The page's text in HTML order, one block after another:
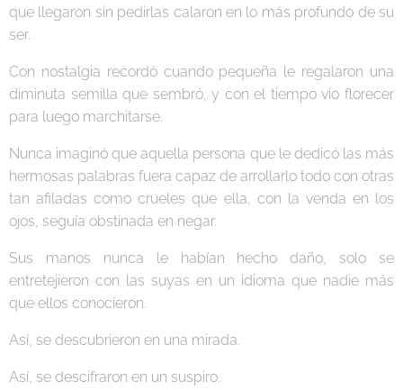
que llegaron sin pedirlas calaron en lo más profundo de su
ser.
Con nostalgia recordó cuando pequeña le regalaron una
diminuta semilla que sembró, y con el tiempo vio florecer
para luego marchitarse.
Nunca imaginó que aquella persona que le dedicó las más
hermosas palabras fuera capaz de arrollarlo todo con otras
tan afiladas como crueles que ella, con la venda en los
ojos, seguía obstinada en negar.
Sus manos nunca le habían hecho daño, solo se
entretejieron con las suyas en un idioma que nadie más
que ellos conocieron.
Así, se descubrieron en una mirada.
Así, se descifraron en un suspiro.